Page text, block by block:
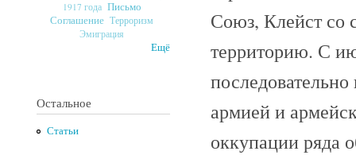
1917 года Письмо
Соглашение Терроризм
Эмиграция
Ещё
Остальное
Статьи
Союз, Клейст со
территорию. С
армией и
оккупации ряда